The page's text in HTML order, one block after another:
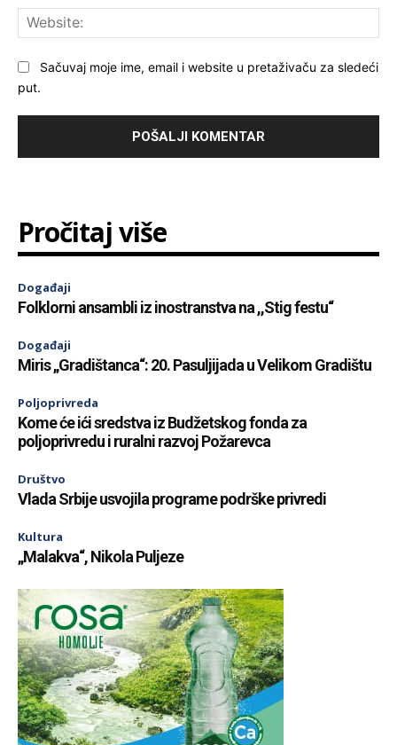
Sačuvaj moje ime, email i website u pretaživaču za sledeći
put.
Pročitaj više
Događaji
Folklorni ansambli iz inostranstva na ,,Stig festu“
Događaji
Miris „Gradištanca“: 20. Pasuljijada u Velikom Gradištu
Poljoprivreda
Kome će ići sredstva iz Budžetskog fonda za
poljoprivredu i ruralni razvoj Požarevca
Društvo
Vlada Srbije usvojila programe podrške privredi
Kultura
„Malakva“, Nikola Puljeze